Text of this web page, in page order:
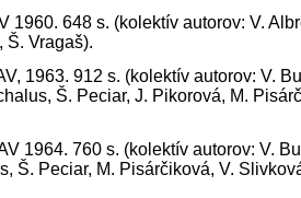
1960. 648 s. (kolektív autorov: V.
Š. Vragaš).
1963. 912 s. (kolektív autorov: V.
Š. Peciar, J. Pikorová, M.
1964. 760 s. (kolektív autorov: V.
Š. Peciar, M. Pisárčiková, V.